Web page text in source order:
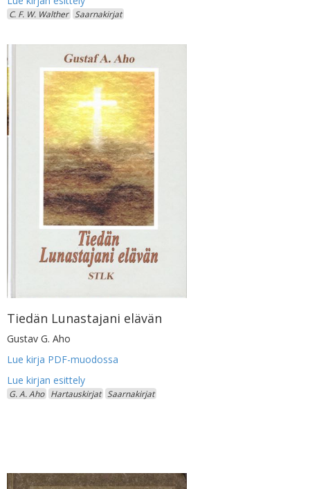
C. F. W. Walther Saarnakirjat
Tiedän Lunastajani elävän
Gustav G. Aho
Lue kirja PDF-muodossa
G. A. Aho Hartauskirjat Saarnakirjat